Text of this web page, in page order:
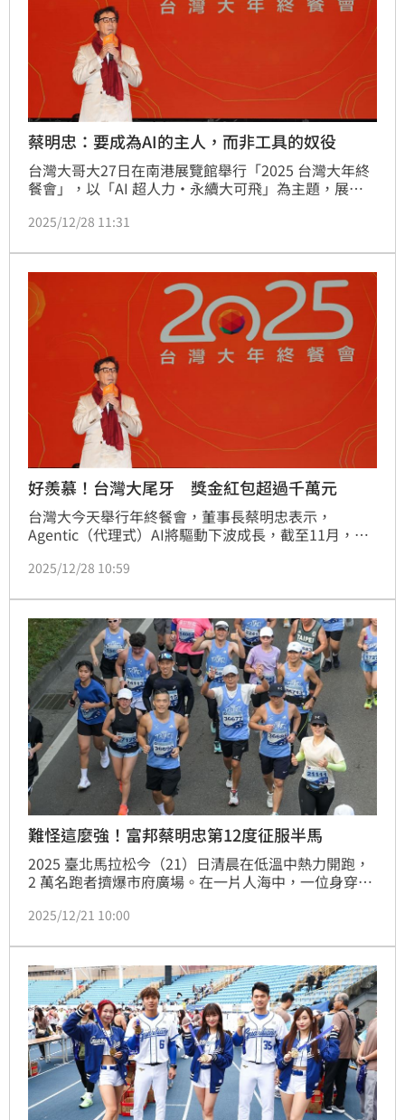
蔡明忠：要成為AI的主人，而非工具的奴役
台灣大哥大27日在南港展覽館舉行「2025 台灣大年終
餐會」，以「AI 超人力・永續大可飛」為主題，展現
指出，今年截至 11 月，台灣大在個人用戶、企業客戶
相關業務展現強勁成長動能，毛利呈現雙位數勁揚，顯
示電信核心能力正持續轉化為支持台灣產業升級的實質
力量。
2025/12/28 11:31
好羨慕！台灣大尾牙 獎金紅包超過千萬元
台灣大今天舉行年終餐會，董事長蔡明忠表示，
Agentic（代理式）AI將驅動下波成長，截至11月，台
企業業務毛利雙位數勁揚；GMI Cloud與NVIDIA打造AI
設施引擎。
2025/12/28 10:59
難怪這麼強！富邦蔡明忠第12度征服半馬
2025 臺北馬拉松今（21）日清晨在低溫中熱力開跑，
2 萬名跑者擠爆市府廣場。在一片人海中，一位身穿專
團董事長蔡明忠。不同於一般企業大老闆只在台上鳴槍
搏，這已經是他第 12 度挑戰並完賽半程馬拉松。衝過
終點線的那一刻，他氣色紅潤、精神奕奕，用行動證明
了什麼叫做「企業領袖的紀律」。
2025/12/21 10:00